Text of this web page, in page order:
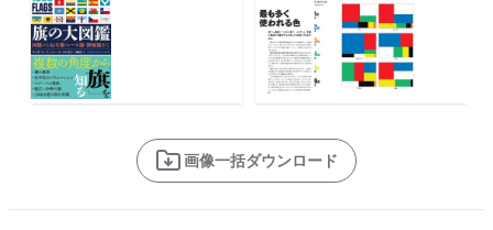
画像一括ダウンロード